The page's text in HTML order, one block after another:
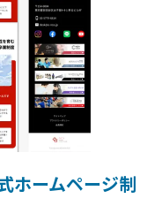
ホームページ制